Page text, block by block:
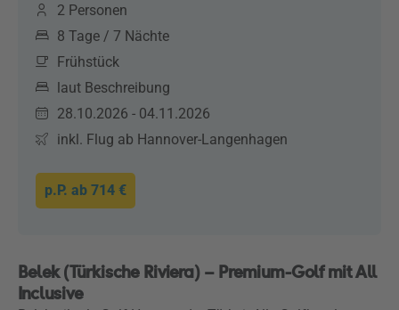
2 Personen
8 Tage / 7 Nächte
Frühstück
laut Beschreibung
28.10.2026 - 04.11.2026
inkl. Flug ab Hannover-Langenhagen
p.P. ab 714 €
Belek (Türkische Riviera) – Premium-Golf mit All
Inclusive